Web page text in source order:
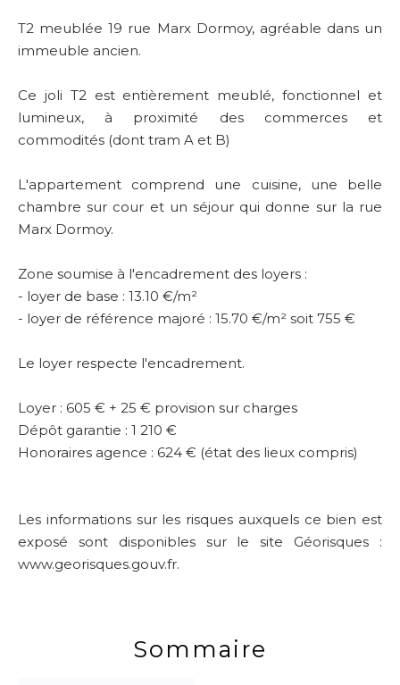
T2 meublée 19 rue Marx Dormoy, agréable dans un
immeuble ancien.
Ce joli T2 est entièrement meublé, fonctionnel et
lumineux, à proximité des commerces et
commodités (dont tram A et B)
L'appartement comprend une cuisine, une belle
chambre sur cour et un séjour qui donne sur la rue
Marx Dormoy.
Zone soumise à l'encadrement des loyers :
- loyer de base : 13.10 €/m²
- loyer de référence majoré : 15.70 €/m² soit 755 €
Le loyer respecte l'encadrement.
Loyer : 605 € + 25 € provision sur charges
Dépôt garantie : 1 210 €
Honoraires agence : 624 € (état des lieux compris)
Les informations sur les risques auxquels ce bien est
exposé sont disponibles sur le site Géorisques :
www.georisques.gouv.fr.
Sommaire